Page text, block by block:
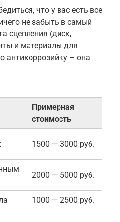
что у вас есть все
не забыть в самый
сцепления (диск,
и материалы для
антикоррозийку – она
Примерная
стоимость
1500 — 3000 руб.
2000 — 5000 руб.
1000 — 2500 руб.